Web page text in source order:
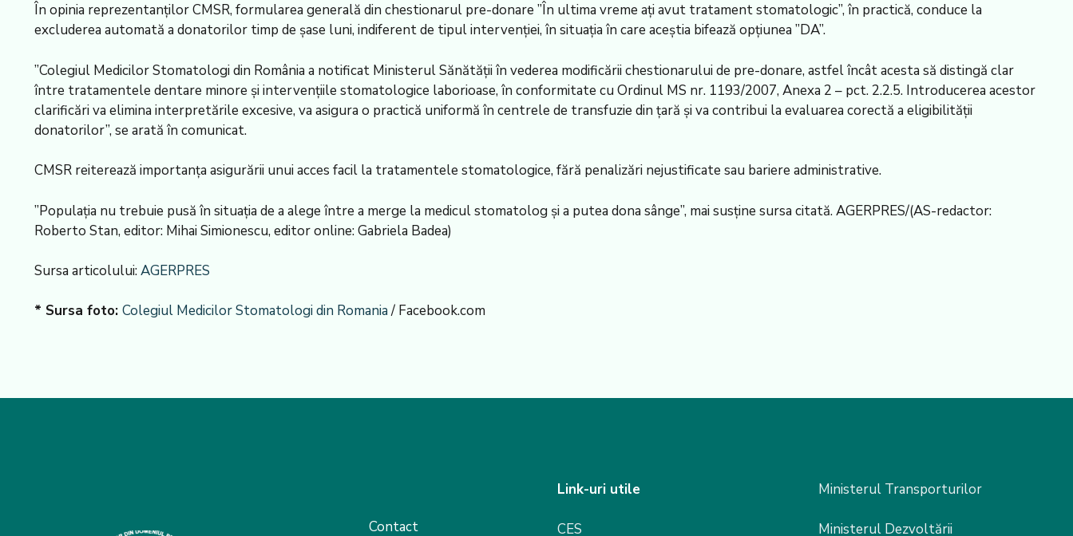
În opinia reprezentanților CMSR, formularea generală din chestionarul pre-donare ”În ultima vreme ați avut tratament stomatologic”, în practică, conduce la
excluderea automată a donatorilor timp de șase luni, indiferent de tipul intervenției, în situația în care aceștia bifează opțiunea ”DA”.
”Colegiul Medicilor Stomatologi din România a notificat Ministerul Sănătății în vederea modificării chestionarului de pre-donare, astfel încât acesta să distingă clar
între tratamentele dentare minore și intervențiile stomatologice laborioase, în conformitate cu Ordinul MS nr. 1193/2007, Anexa 2 – pct. 2.2.5. Introducerea acestor
clarificări va elimina interpretările excesive, va asigura o practică uniformă în centrele de transfuzie din țară și va contribui la evaluarea corectă a eligibilității
donatorilor”, se arată în comunicat.
CMSR reiterează importanța asigurării unui acces facil la tratamentele stomatologice, fără penalizări nejustificate sau bariere administrative.
”Populația nu trebuie pusă în situația de a alege între a merge la medicul stomatolog și a putea dona sânge”, mai susține sursa citată. AGERPRES/(AS-redactor:
Roberto Stan, editor: Mihai Simionescu, editor online: Gabriela Badea)
Sursa articolului:AGERPRES
* Sursa foto: Colegiul Medicilor Stomatologi din Romania/ Facebook.com
Contact
Link-uri utile
CES
Ministerul Transporturilor
Ministerul Dezvoltării